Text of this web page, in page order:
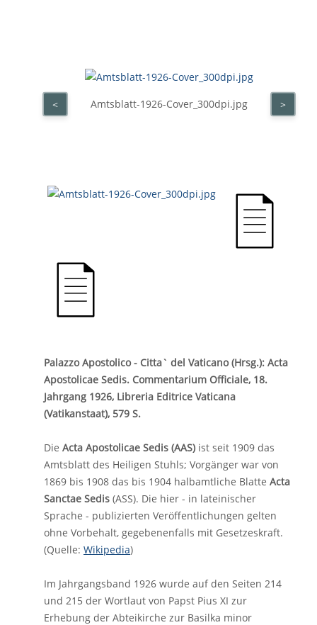
Amtsblatt-1926-Cover_300dpi.jpg
< >
Palazzo Apostolico - Citta` del Vaticano (Hrsg.): Acta
Apostolicae Sedis. Commentarium Officiale, 18.
Jahrgang 1926, Libreria Editrice Vaticana
(Vatikanstaat), 579 S.
Die Acta Apostolicae Sedis (AAS) ist seit 1909 das
Amtsblatt des Heiligen Stuhls; Vorgänger war von
1869 bis 1908 das bis 1904 halbamtliche Blatte Acta
Sanctae Sedis (ASS). Die hier - in lateinischer
Sprache - publizierten Veröffentlichungen gelten
ohne Vorbehalt, gegebenenfalls mit Gesetzeskraft.
(Quelle: Wikipedia)
Im Jahrgangsband 1926 wurde auf den Seiten 214
und 215 der Wortlaut von Papst Pius XI zur
Erhebung der Abteikirche zur Basilka minor